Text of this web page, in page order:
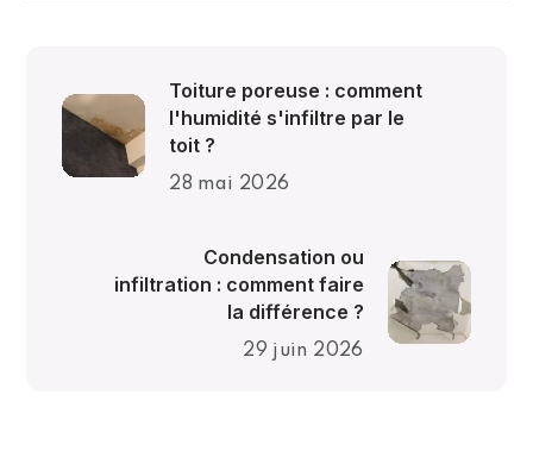
Toiture poreuse : comment
l'humidité s'infiltre par le
toit ?
28 mai 2026
Condensation ou
infiltration : comment faire
la différence ?
29 juin 2026